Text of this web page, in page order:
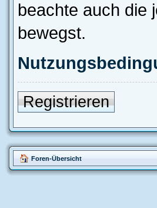
beachte auch die
bewegst.
Registrieren
Foren-Übersicht